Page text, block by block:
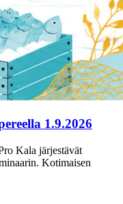
1.9.2026
Kala järjestävät
Kotimaisen